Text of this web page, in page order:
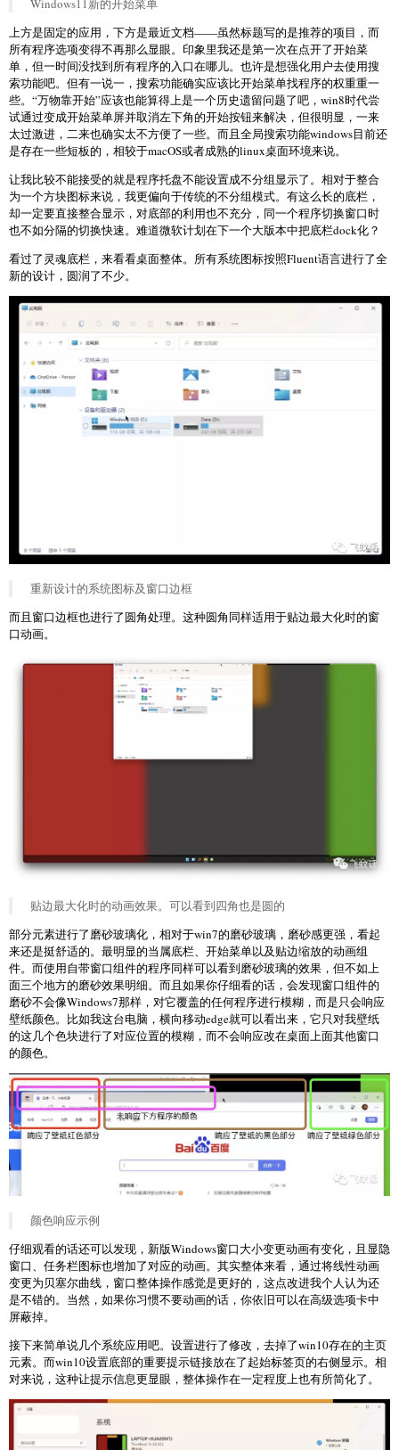
Windows11新的开始菜单
上方是固定的应用，下方是最近文档——虽然标题写的是推荐的项目，而
所有程序选项变得不再那么显眼。印象里我还是第一次在点开了开始菜
单，但一时间没找到所有程序的入口在哪儿。也许是想强化用户去使用搜
索功能吧。但有一说一，搜索功能确实应该比开始菜单找程序的权重重一
些。“万物靠开始”应该也能算得上是一个历史遗留问题了吧，win8时代尝
试通过变成开始菜单屏并取消左下角的开始按钮来解决，但很明显，一来
太过激进，二来也确实太不方便了一些。而且全局搜索功能windows目前还
是存在一些短板的，相较于macOS或者成熟的linux桌面环境来说。
让我比较不能接受的就是程序托盘不能设置成不分组显示了。相对于整合
为一个方块图标来说，我更偏向于传统的不分组模式。有这么长的底栏，
却一定要直接整合显示，对底部的利用也不充分，同一个程序切换窗口时
也不如分隔的切换快速。难道微软计划在下一个大版本中把底栏dock化？
看过了灵魂底栏，来看看桌面整体。所有系统图标按照Fluent语言进行了全
新的设计，圆润了不少。
重新设计的系统图标及窗口边框
而且窗口边框也进行了圆角处理。这种圆角同样适用于贴边最大化时的窗
口动画。
贴边最大化时的动画效果。可以看到四角也是圆的
部分元素进行了磨砂玻璃化，相对于win7的磨砂玻璃，磨砂感更强，看起
来还是挺舒适的。最明显的当属底栏、开始菜单以及贴边缩放的动画组
件。而使用自带窗口组件的程序同样可以看到磨砂玻璃的效果，但不如上
面三个地方的磨砂效果明细。而且如果你仔细看的话，会发现窗口组件的
磨砂不会像Windows7那样，对它覆盖的任何程序进行模糊，而是只会响应
壁纸颜色。比如我这台电脑，横向移动edge就可以看出来，它只对我壁纸
的这几个色块进行了对应位置的模糊，而不会响应改在桌面上面其他窗口
的颜色。
颜色响应示例
仔细观看的话还可以发现，新版Windows窗口大小变更动画有变化，且显隐
窗口、任务栏图标也增加了对应的动画。其实整体来看，通过将线性动画
变更为贝塞尔曲线，窗口整体操作感觉是更好的，这点改进我个人认为还
是不错的。当然，如果你习惯不要动画的话，你依旧可以在高级选项卡中
屏蔽掉。
接下来简单说几个系统应用吧。设置进行了修改，去掉了win10存在的主页
元素。而win10设置底部的重要提示链接放在了起始标签页的右侧显示。相
对来说，这种让提示信息更显眼，整体操作在一定程度上也有所简化了。